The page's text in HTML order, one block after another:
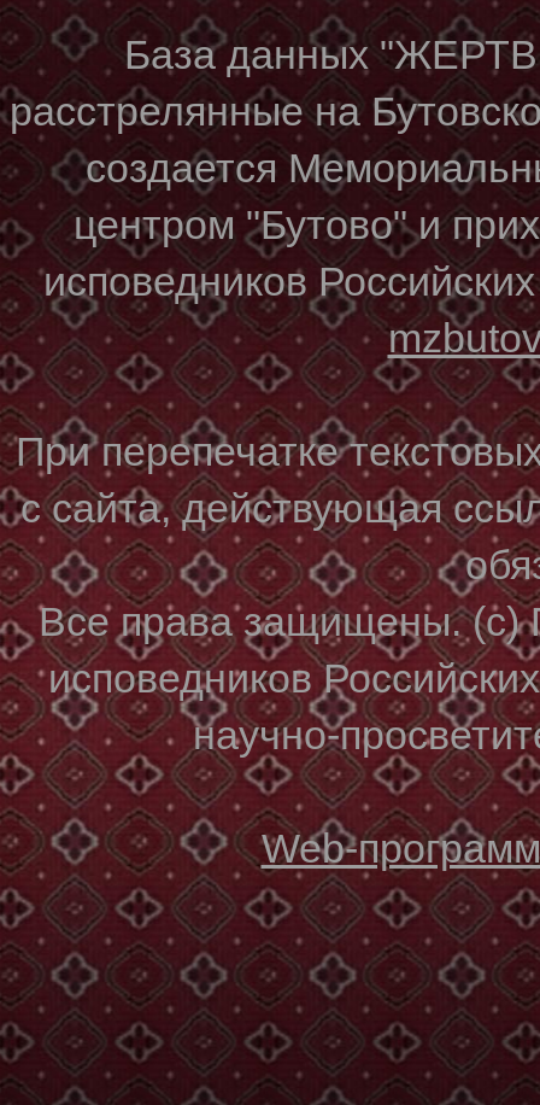
База данных
расстрелянные на
создается
центром "Бутово" и
исповедников
При перепечатке
с сайта, действующая
Все права защищены. (с)
исповедников
научно-
Web-